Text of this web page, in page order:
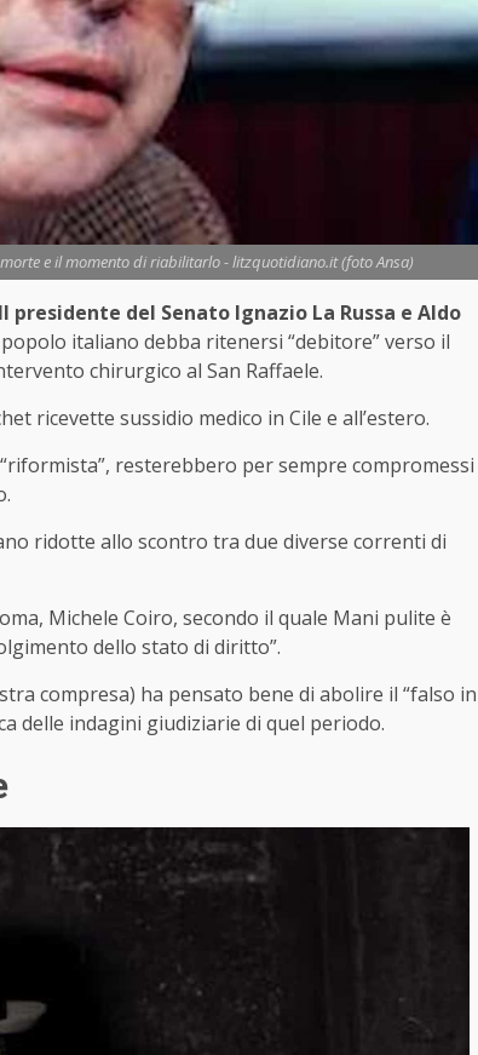
e il momento di riabilitarlo - litzquotidiano.it (foto Ansa)
del Senato Ignazio La Russa e Aldo
italiano debba ritenersi “debitore” verso il
chirurgico al San Raffaele.
ricevette sussidio medico in Cile e all’estero.
resterebbero per sempre compromessi
ridotte allo scontro tra due diverse correnti di
Michele Coiro, secondo il quale Mani pulite è
dello stato di diritto”.
compresa) ha pensato bene di abolire il “falso in
delle indagini giudiziarie di quel periodo.